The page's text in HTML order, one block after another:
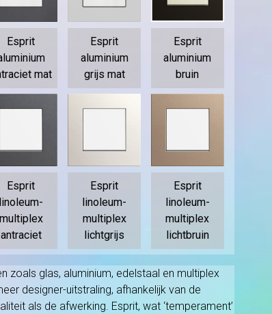
Esprit
mat
Esprit
aluminium
grijs mat
Esprit
aluminium
bruin
Esprit
linoleum-
multiplex
antraciet
Esprit
linoleum-
multiplex
lichtgrijs
Esprit
linoleum-
multiplex
lichtbruin
zoals glas, aluminium, edelstaal en multiplex
designer-uitstraling, afhankelijk van de
als de afwerking. Esprit, wat ‘temperament’